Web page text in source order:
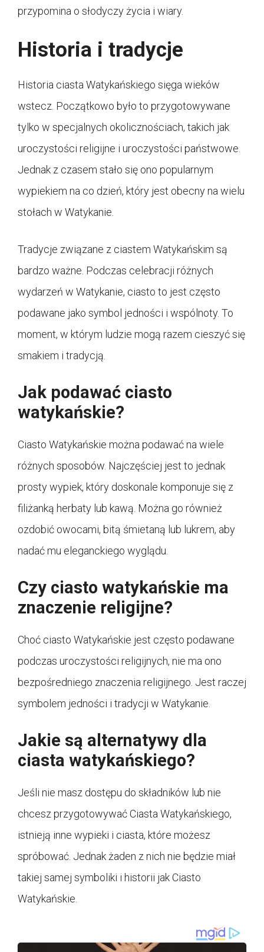
przypomina o słodyczy życia i wiary.
Historia i tradycje
Historia ciasta Watykańskiego sięga wieków
wstecz. Początkowo było to przygotowywane
tylko w specjalnych okolicznościach, takich jak
uroczystości religijne i uroczystości państwowe.
Jednak z czasem stało się ono popularnym
wypiekiem na co dzień, który jest obecny na wielu
stołach w Watykanie.
Tradycje związane z ciastem Watykańskim są
bardzo ważne. Podczas celebracji różnych
wydarzeń w Watykanie, ciasto to jest często
podawane jako symbol jedności i wspólnoty. To
moment, w którym ludzie mogą razem cieszyć się
smakiem i tradycją.
Jak podawać ciasto
watykańskie?
Ciasto Watykańskie można podawać na wiele
różnych sposobów. Najczęściej jest to jednak
prosty wypiek, który doskonale komponuje się z
filiżanką herbaty lub kawą. Można go również
ozdobić owocami, bitą śmietaną lub lukrem, aby
nadać mu eleganckiego wyglądu.
Czy ciasto watykańskie ma
znaczenie religijne?
Choć ciasto Watykańskie jest często podawane
podczas uroczystości religijnych, nie ma ono
bezpośredniego znaczenia religijnego. Jest raczej
symbolem jedności i tradycji w Watykanie.
Jakie są alternatywy dla
ciasta watykańskiego?
Jeśli nie masz dostępu do składników lub nie
chcesz przygotowywać Ciasta Watykańskiego,
istnieją inne wypieki i ciasta, które możesz
spróbować. Jednak żaden z nich nie będzie miał
takiej samej symboliki i historii jak Ciasto
Watykańskie.